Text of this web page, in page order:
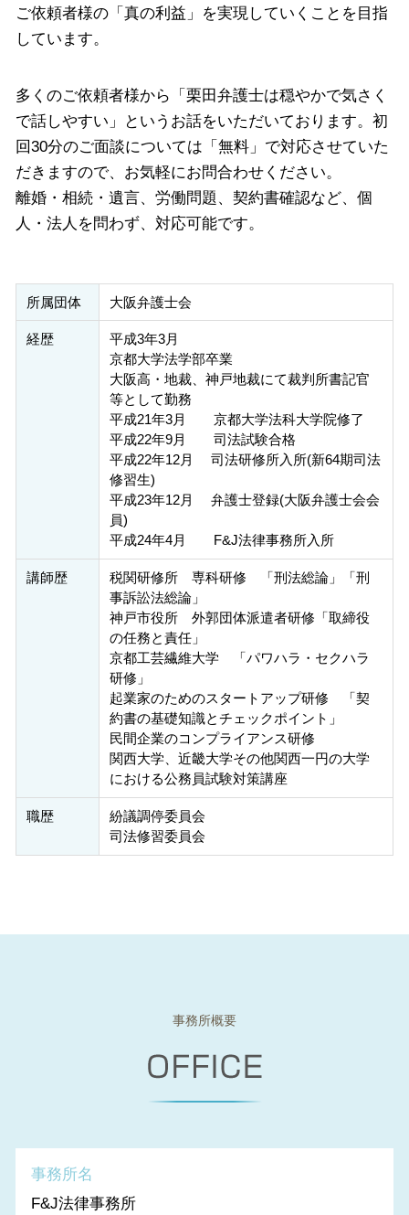
ご依頼者様の「真の利益」を実現していくことを目指
しています。
多くのご依頼者様から「栗田弁護士は穏やかで気さく
で話しやすい」というお話をいただいております。初
回30分のご面談については「無料」で対応させていた
だきますので、お気軽にお問合わせください。
離婚・相続・遺言、労働問題、契約書確認など、個
人・法人を問わず、対応可能です。
所属団体 大阪弁護士会
経歴
平成3年3月
京都大学法学部卒業
大阪高・地裁、神戸地裁にて裁判所書記官
等として勤務
平成21年3月 京都大学法科大学院修了
平成22年9月 司法試験合格
平成22年12月 司法研修所入所(新64期司法
修習生)
平成23年12月 弁護士登録(大阪弁護士会会
員)
平成24年4月 F&J法律事務所入所
講師歴
税関研修所 専科研修 「刑法総論」「刑
事訴訟法総論」
神戸市役所 外郭団体派遣者研修「取締役
の任務と責任」
京都工芸繊維大学 「パワハラ・セクハラ
研修」
起業家のためのスタートアップ研修 「契
約書の基礎知識とチェックポイント」
民間企業のコンプライアンス研修
関西大学、近畿大学その他関西一円の大学
における公務員試験対策講座
職歴
紛議調停委員会
司法修習委員会
事務所概要
事務所名
F&J法律事務所